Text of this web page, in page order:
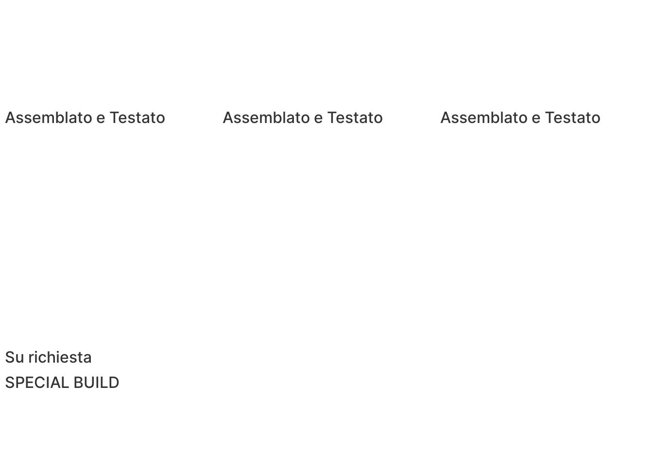
Assemblato e Testato Assemblato e Testato Assemblato e Testato
Su richiesta
SPECIAL BUILD